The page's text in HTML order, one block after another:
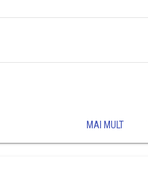
MAI MULT